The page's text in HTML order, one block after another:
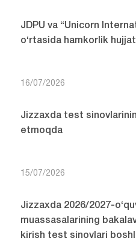
JDPU va “Unicorn
o‘rtasida hamkorlik
16/07/2026
Jizzaxda test
etmoqda
15/07/2026
Jizzaxda 2026/2027-
muassasalarining
kirish test sinovlari